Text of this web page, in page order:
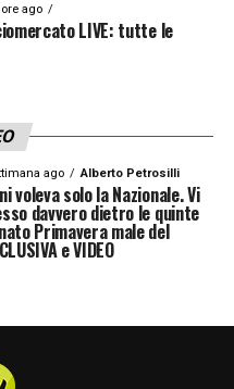
ore ago
LIVE: tutte le
ago Alberto Petrosilli
voleva solo la Nazionale. Vi
davvero dietro le quinte
Primavera male del
e VIDEO